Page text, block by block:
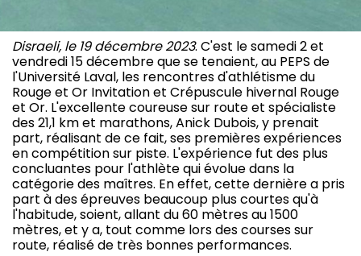
Disraeli, le 19 décembre 2023. C'est le samedi 2 et
vendredi 15 décembre que se tenaient, au PEPS de
l'Université Laval, les rencontres d'athlétisme du
Rouge et Or Invitation et Crépuscule hivernal Rouge
et Or. L'excellente coureuse sur route et spécialiste
des 21,1 km et marathons, Anick Dubois, y prenait
part, réalisant de ce fait, ses premières expériences
en compétition sur piste. L'expérience fut des plus
concluantes pour l'athlète qui évolue dans la
catégorie des maîtres. En effet, cette dernière a pris
part à des épreuves beaucoup plus courtes qu'à
l'habitude, soient, allant du 60 mètres au 1500
mètres, et y a, tout comme lors des courses sur
route, réalisé de très bonnes performances.